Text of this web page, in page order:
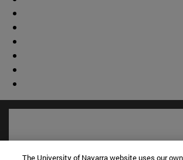
The University of Navarra website uses our